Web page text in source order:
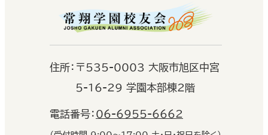
住所： 〒535-0003 大阪市旭区中宮
5-16-29 学園本部棟2階
電話番号： 06-6955-6662